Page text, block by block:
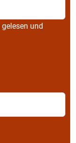
gelesen und